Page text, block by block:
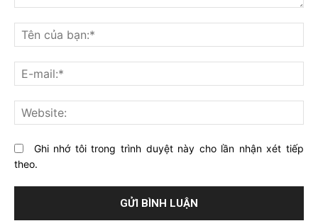
nghĩ
gì
về
bài
viết
này?
Ghi nhớ tôi trong trình duyệt này cho lần nhận xét tiếp
theo.